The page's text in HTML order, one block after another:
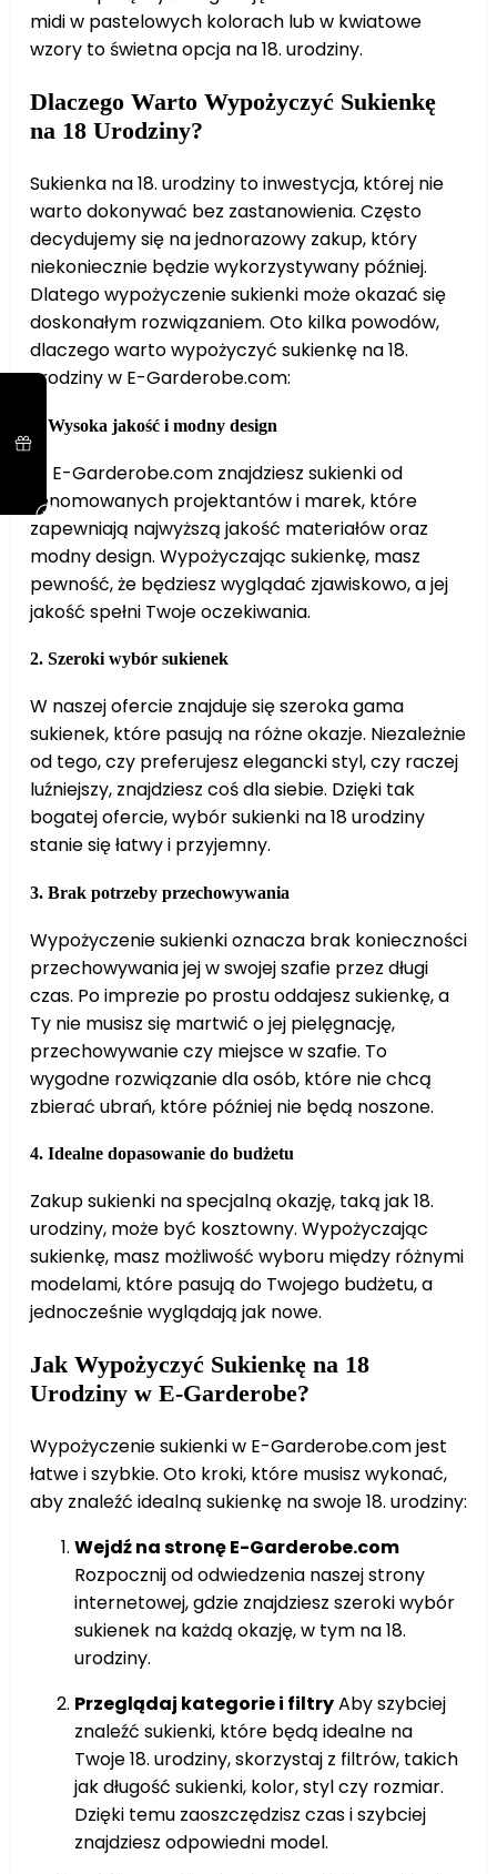
midi w pastelowych kolorach lub w kwiatowe
wzory to świetna opcja na 18. urodziny.
Dlaczego Warto Wypożyczyć Sukienkę
na 18 Urodziny?
Sukienka na 18. urodziny to inwestycja, której nie
warto dokonywać bez zastanowienia. Często
decydujemy się na jednorazowy zakup, który
niekoniecznie będzie wykorzystywany później.
Dlatego wypożyczenie sukienki może okazać się
doskonałym rozwiązaniem. Oto kilka powodów,
dlaczego warto wypożyczyć sukienkę na 18.
urodziny w E-Garderobe.com:
Wysoka jakość i modny design
W E-Garderobe.com znajdziesz sukienki od
renomowanych projektantów i marek, które
zapewniają najwyższą jakość materiałów oraz
modny design. Wypożyczając sukienkę, masz
pewność, że będziesz wyglądać zjawiskowo, a jej
jakość spełni Twoje oczekiwania.
2. Szeroki wybór sukienek
W naszej ofercie znajduje się szeroka gama
sukienek, które pasują na różne okazje. Niezależnie
od tego, czy preferujesz elegancki styl, czy raczej
luźniejszy, znajdziesz coś dla siebie. Dzięki tak
bogatej ofercie, wybór sukienki na 18 urodziny
stanie się łatwy i przyjemny.
3. Brak potrzeby przechowywania
Wypożyczenie sukienki oznacza brak konieczności
przechowywania jej w swojej szafie przez długi
czas. Po imprezie po prostu oddajesz sukienkę, a
Ty nie musisz się martwić o jej pielęgnację,
przechowywanie czy miejsce w szafie. To
wygodne rozwiązanie dla osób, które nie chcą
zbierać ubrań, które później nie będą noszone.
4. Idealne dopasowanie do budżetu
Zakup sukienki na specjalną okazję, taką jak 18.
urodziny, może być kosztowny. Wypożyczając
sukienkę, masz możliwość wyboru między różnymi
modelami, które pasują do Twojego budżetu, a
jednocześnie wyglądają jak nowe.
Jak Wypożyczyć Sukienkę na 18
Urodziny w E-Garderobe?
Wypożyczenie sukienki w E-Garderobe.com jest
łatwe i szybkie. Oto kroki, które musisz wykonać,
aby znaleźć idealną sukienkę na swoje 18. urodziny:
Wejdź na stronę E-Garderobe.com
Rozpocznij od odwiedzenia naszej strony
internetowej, gdzie znajdziesz szeroki wybór
sukienek na każdą okazję, w tym na 18.
urodziny.
Przeglądaj kategorie i filtryAby szybciej
znaleźć sukienki, które będą idealne na
Twoje 18. urodziny, skorzystaj z filtrów, takich
jak długość sukienki, kolor, styl czy rozmiar.
Dzięki temu zaoszczędzisz czas i szybciej
znajdziesz odpowiedni model.